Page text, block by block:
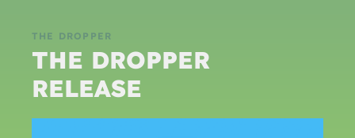
THE DROPPER
THE DROPPER
RELEASE